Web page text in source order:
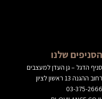
הסניפים שלנו
סניף הדגל – גן העדן למעצבים
רחוב ההגנה 13 ראשון לציון
03-375-2666